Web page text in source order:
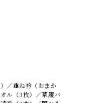
／重ね衿（おまか
ル（3枚）／草履バ